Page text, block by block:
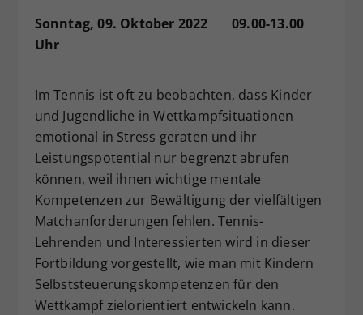
Sonntag, 09. Oktober 2022 09.00-13.00
Uhr
Im Tennis ist oft zu beobachten, dass Kinder
und Jugendliche in Wettkampfsituationen
emotional in Stress geraten und ihr
Leistungspotential nur begrenzt abrufen
können, weil ihnen wichtige mentale
Kompetenzen zur Bewältigung der vielfältigen
Matchanforderungen fehlen. Tennis-
Lehrenden und Interessierten wird in dieser
Fortbildung vorgestellt, wie man mit Kindern
Selbststeuerungskompetenzen für den
Wettkampf zielorientiert entwickeln kann.
Dieser Wert speichert Ihre Consent-
vorgenommen Einstellungen, falls der
Webseiten-Betreiber dies eingestellt